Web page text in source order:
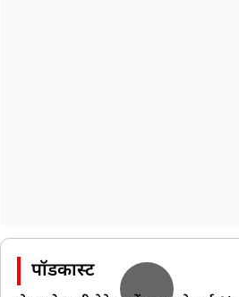
पॉडकास्ट